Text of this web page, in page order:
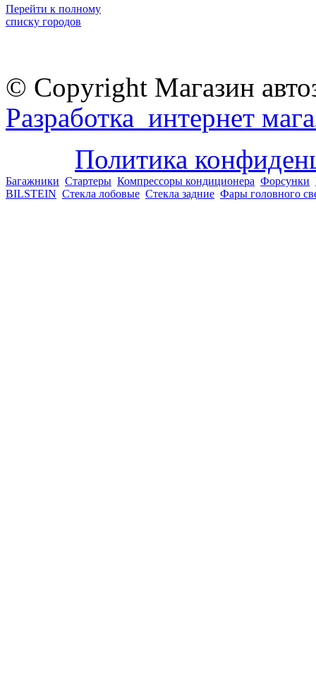
Перейти к полному
списку городов
© Copyright Магазин
Разработка интернет
Политика
Багажники Стартеры Компрессоры кондиционера Форсунки
BILSTEIN Стекла лобовые Стекла задние Фары головного